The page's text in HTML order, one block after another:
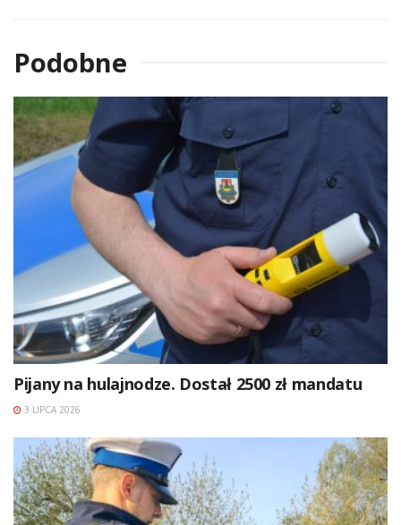
Podobne
Pijany na hulajnodze. Dostał 2500 zł mandatu
3 LIPCA 2026